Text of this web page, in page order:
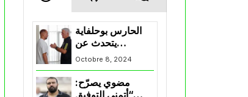
الحارس بوحلفاية
يتحدث عن
طموحاته مع
المنتخب و شباب
قسنطينة
Octobre 8, 2024
مضوي يصرّح: